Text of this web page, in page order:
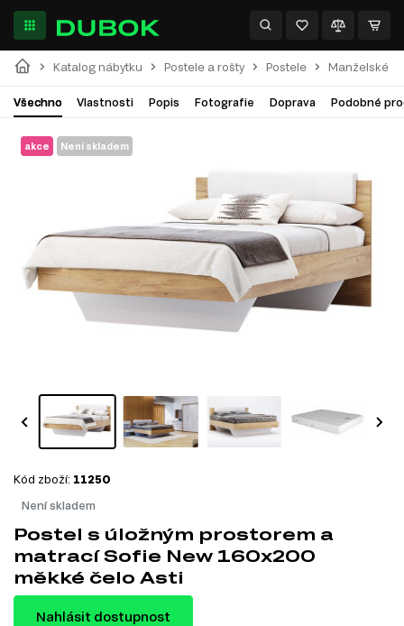
Katalog nábytku Postele a rošty Postele Manželské
Všechno Vlastnosti Popis Fotografie Doprava Podobné
akce Není skladem
Není skladem
Kód zboží: 11250
Postel s úložným prostorem a
matrací Sofie New 160x200
měkké čelo Asti
Nahlásit dostupnost